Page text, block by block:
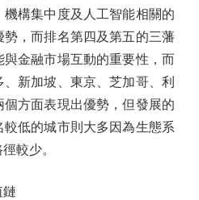
構集中度及人工智能相關的
，而排名第四及第五的三藩
金融市場互動的重要性，而
新加坡、東京、芝加哥、利
方面表現出優勢，但發展的
較低的城市則大多因為生態系
較少。